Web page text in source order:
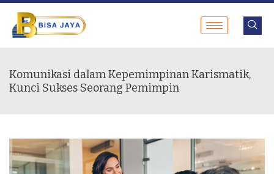
Komunikasi dalam Kepemimpinan Karismatik,
Kunci Sukses Seorang Pemimpin